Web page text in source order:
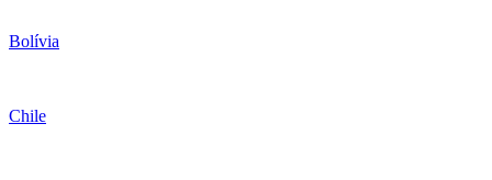
Bolívia
Chile